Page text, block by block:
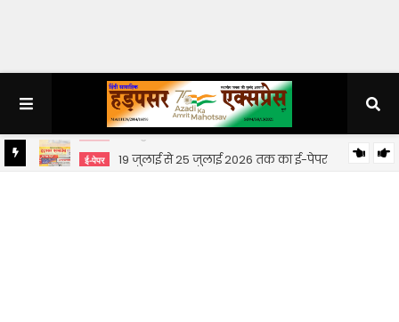
ई-पेपर 19 जुलाई से 25 जुलाई 2026 तक का ई-पेपर